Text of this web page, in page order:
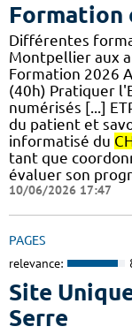
Formation
Différentes
Montpellier aux
Formation 2026
(40h) Pratiquer
numérisés [...]
du patient et
informatisé du
tant que
évaluer son
10/06/2026 17:47
PAGES
relevance:
Site
Serre